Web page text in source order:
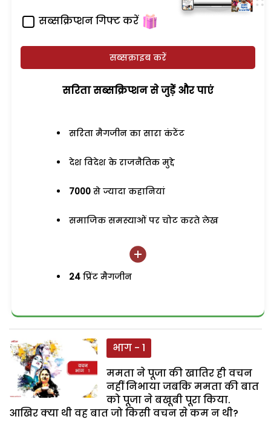
सब्सक्रिप्शन गिफ्ट करें
सब्सक्राइब करें
सरिता सब्सक्रिप्शन से जुड़ेें और पाएं
सरिता मैगजीन का सारा कंटेंट
देश विदेश के राजनैतिक मुद्दे
7000 से ज्यादा कहानियां
समाजिक समस्याओं पर चोट करते लेख
24 प्रिंट मैगजीन
भाग - 1
ममता ने पूजा की खातिर ही वचन
नहीं निभाया जबकि ममता की बात
को पूजा ने बखूबी पूरा किया.
आखिर क्या थी वह बात जो किसी वचन से कम न थी?